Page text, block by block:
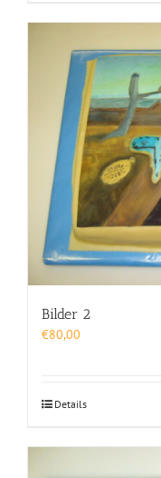
Bilder 2
€80,00
Details